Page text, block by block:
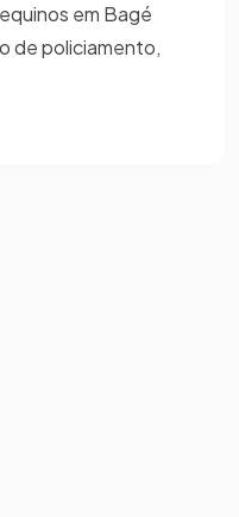
em Bagé
de policiamento,